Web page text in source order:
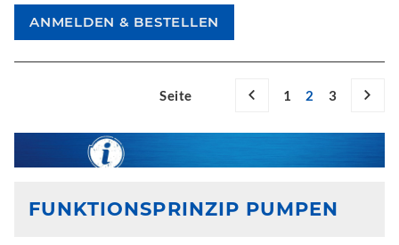
Seite 1 2 3
FUNKTIONSPRINZIP PUMPEN